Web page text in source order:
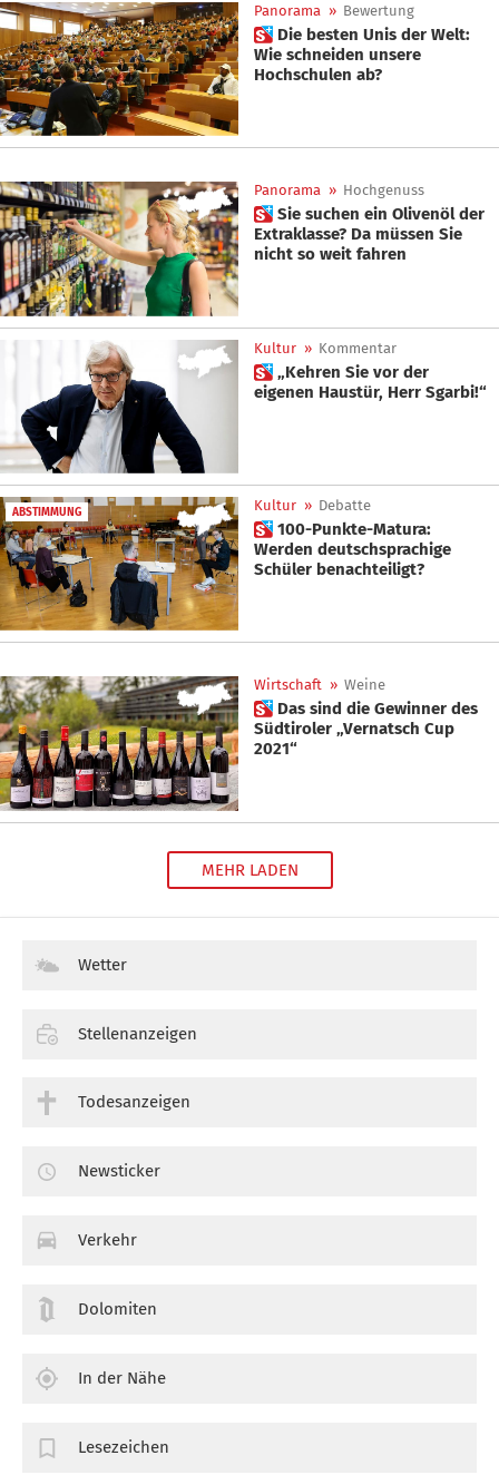
Panorama » Bewertung
 Die besten Unis der Welt:
Wie schneiden unsere
Hochschulen ab?
Panorama » Hochgenuss
 Sie suchen ein Olivenöl der
Extraklasse? Da müssen Sie
nicht so weit fahren
Kultur » Kommentar
 „Kehren Sie vor der
eigenen Haustür, Herr Sgarbi!“
ABSTIMMUNG Kultur » Debatte
 100-Punkte-Matura:
Werden deutschsprachige
Schüler benachteiligt?
Wirtschaft » Weine
 Das sind die Gewinner des
Südtiroler „Vernatsch Cup
2021“
MEHR LADEN
Wetter
Stellenanzeigen
Todesanzeigen
Newsticker
Verkehr
Dolomiten
In der Nähe
Lesezeichen